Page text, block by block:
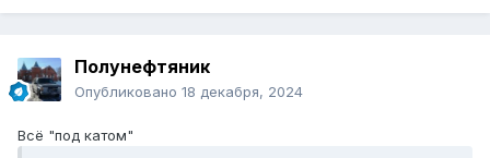
Полунефтяник
Опубликовано 18 декабря, 2024
Всё "под катом"